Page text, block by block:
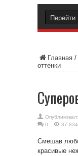
Главная /
оттенки
Опубликовал:
0
Смешав
красивые